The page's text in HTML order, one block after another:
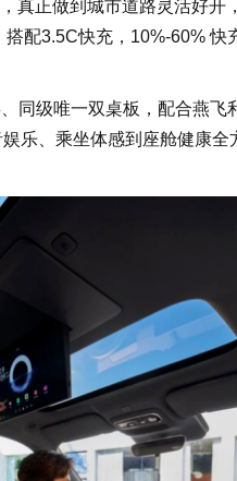
真正做到城市道路灵活好开
配3.5C快充，10%-60% 快
同级唯一双桌板，配合燕飞
乐、乘坐体感到座舱健康全